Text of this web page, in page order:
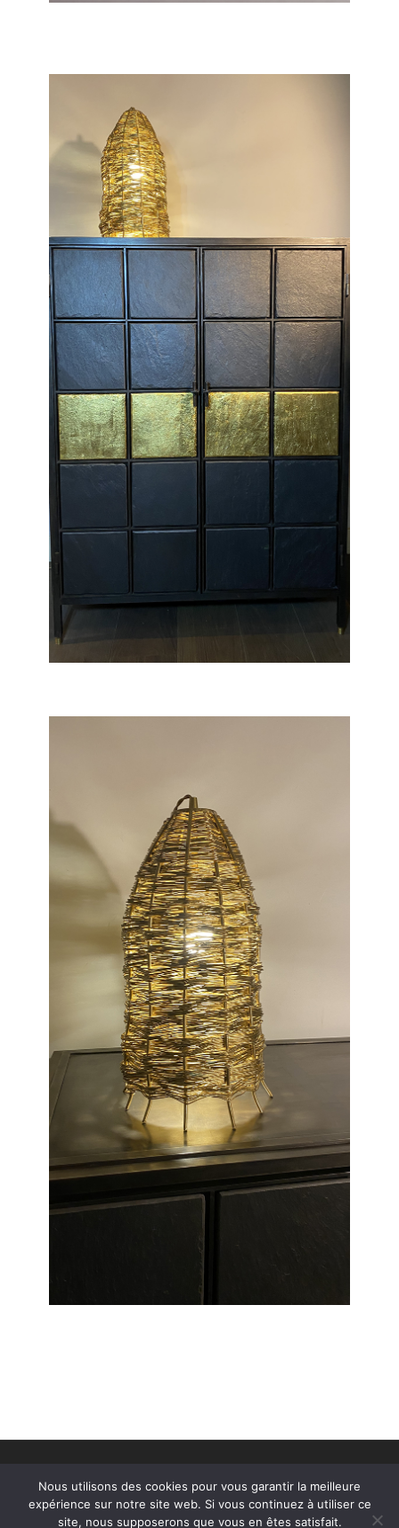
Création site internet Le Mans Pointcom
Nous utilisons des cookies pour vous garantir la meilleure
expérience sur notre site web. Si vous continuez à utiliser ce
site, nous supposerons que vous en êtes satisfait.